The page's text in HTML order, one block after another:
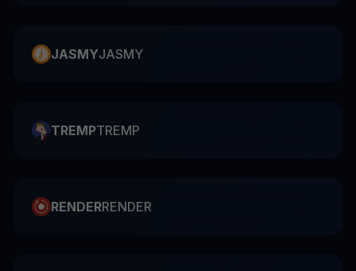
JASMYJASMY
TREMPTREMP
RENDERRENDER